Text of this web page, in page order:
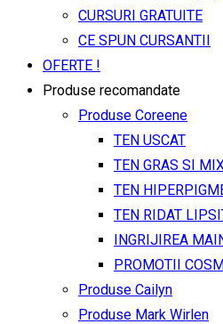
CURSURI GRATUITE
CE SPUN CURSANTII
OFERTE !
Produse recomandate
Produse Coreene
TEN USCAT
TEN GRAS SI
TEN
TEN RIDAT
INGRIJIREA
PROMOTII
Produse Cailyn
Produse Mark Wirlen